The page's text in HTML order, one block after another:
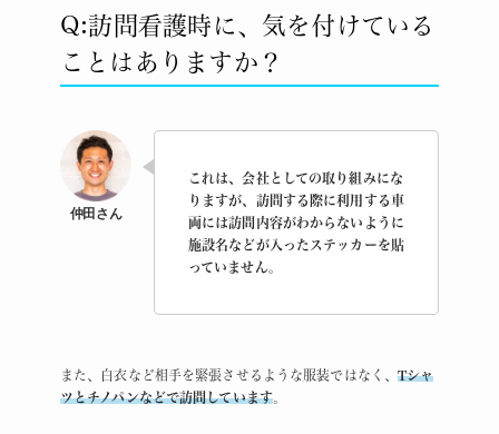
Q:訪問看護時に、気を付けている
ことはありますか？
これは、会社としての取り組みにな
りますが、訪問する際に利用する車
両には訪問内容がわからないように
施設名などが入ったステッカーを貼
っていません。
また、白衣など相手を緊張させるような服装ではなく、 Tシャ
ツとチノパンなどで訪問しています。